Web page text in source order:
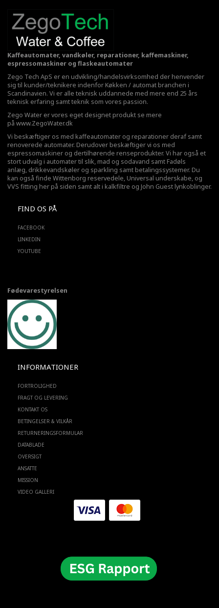
Kaffeautomater, vandkøler, reparationer, kaffemaskiner,
espressomaskiner og flaskeautomater
Zego Tech ApS er en udvikling/handelsvirksomhed der henvender
sig til kunder/teknikere indenfor Køkken / automat branchen i
Scandinavien. Vi er alle teknisk uddannede med mere end 25 års
teknisk erfaring samt teknik som vores passion.
Zego Water er vores eget designet produkt se mere
på www.ZegoWater.dk
Vi beskæftiger os med kaffeautomater og reparationer deraf samt
renoverede automater. Derudover beskæftiger vi os med
espressomaskiner og dertilhørende renseprodukter. Vi har også et
stort udvalg i automater til slik, mad og sodavand samt Fadøls
anlæg, drikkevandskøler og sparkling samt betalingssystemer. Du
kan også finde Wittenborg reservedele, Universal underskabe, og
VVS fitting her på siden samt alt i kalkfiltre og John Guest lynkoblinger.
FIND OS PÅ
FACEBOOK
LINKEDIN
YOUTUBE
Fødevarestyrelsen
INFORMATIONER
FORTROLIGHED
FRAGT OG LEVERING
KONTAKT OS
BETINGELSER & VILKÅR
RETURNERINGSFORMULAR
DATABLADE
OVERSIGT
ANSATTE
MISSION
VIDEO GALLERI